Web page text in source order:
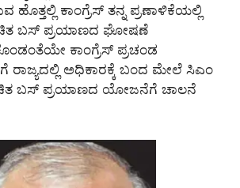
ಕಾಂಗ್ರೆಸ್ ತನ್ನ ಪ್ರಣಾಳಿಕೆಯಲ್ಲಿ
ಬಸ್ ಪ್ರಯಾಣದ ಘೋಷಣೆ
ಕಾಂಗ್ರೆಸ್ ಪ್ರಚಂಡ
ಅಧಿಕಾರಕ್ಕೆ ಬಂದ ಮೇಲೆ ಸಿಎಂ
ಬಸ್ ಪ್ರಯಾಣದ ಯೋಜನೆಗೆ ಚಾಲನೆ